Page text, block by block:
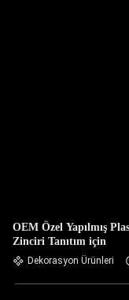
OEM Özel Yapılmış
Zinciri Tanıtım için
Dekorasyon Ürünleri